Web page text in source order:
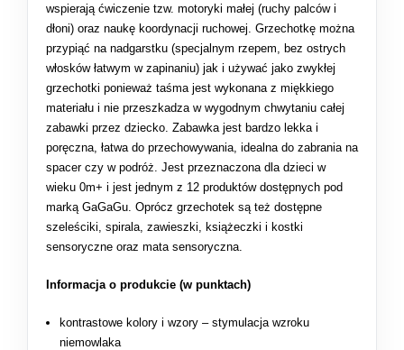
wspierają ćwiczenie tzw. motoryki małej (ruchy palców i
dłoni) oraz naukę koordynacji ruchowej. Grzechotkę można
przypiąć na nadgarstku (specjalnym rzepem, bez ostrych
włosków łatwym w zapinaniu) jak i używać jako zwykłej
grzechotki ponieważ taśma jest wykonana z miękkiego
materiału i nie przeszkadza w wygodnym chwytaniu całej
zabawki przez dziecko. Zabawka jest bardzo lekka i
poręczna, łatwa do przechowywania, idealna do zabrania na
spacer czy w podróż. Jest przeznaczona dla dzieci w
wieku 0m+ i jest jednym z 12 produktów dostępnych pod
marką GaGaGu. Oprócz grzechotek są też dostępne
szeleściki, spirala, zawieszki, książeczki i kostki
sensoryczne oraz mata sensoryczna.
Informacja o produkcie (w punktach)
kontrastowe kolory i wzory – stymulacja wzroku
niemowlaka